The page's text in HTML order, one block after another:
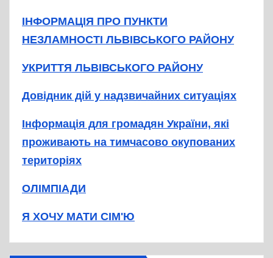
ІНФОРМАЦІЯ ПРО ПУНКТИ
НЕЗЛАМНОСТІ ЛЬВІВСЬКОГО РАЙОНУ
УКРИТТЯ ЛЬВІВСЬКОГО РАЙОНУ
Довідник дій у надзвичайних ситуаціях
Інформація для громадян України, які
проживають на тимчасово окупованих
територіях
ОЛІМПІАДИ
Я ХОЧУ МАТИ СІМ'Ю